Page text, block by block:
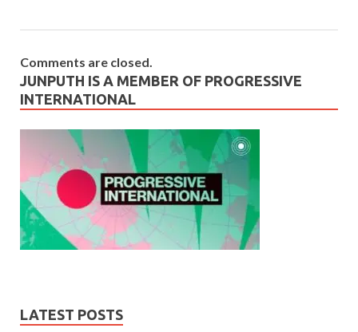
Comments are closed.
JUNPUTH IS A MEMBER OF PROGRESSIVE
INTERNATIONAL
LATEST POSTS